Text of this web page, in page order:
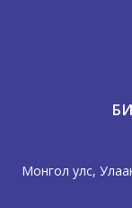
Монгол улс,